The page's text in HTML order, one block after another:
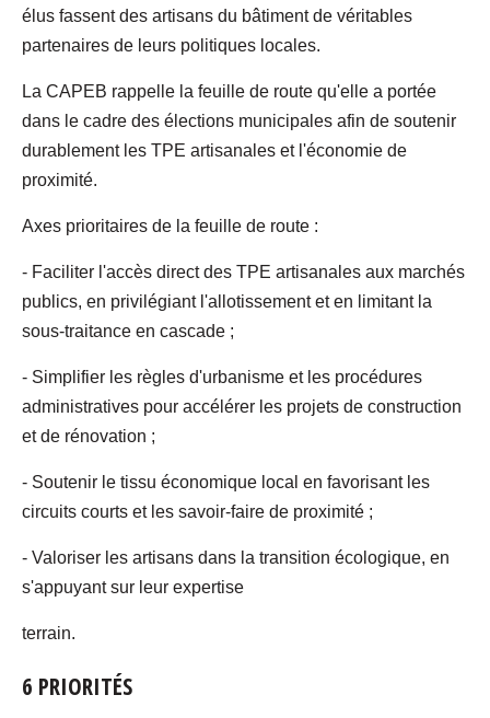
élus fassent des artisans du bâtiment de véritables
partenaires de leurs politiques locales.
La CAPEB rappelle la feuille de route qu'elle a portée
dans le cadre des élections municipales afin de soutenir
durablement les TPE artisanales et l'économie de
proximité.
Axes prioritaires de la feuille de route :
- Faciliter l'accès direct des TPE artisanales aux marchés
publics, en privilégiant l'allotissement et en limitant la
sous-traitance en cascade ;
- Simplifier les règles d'urbanisme et les procédures
administratives pour accélérer les projets de construction
et de rénovation ;
- Soutenir le tissu économique local en favorisant les
circuits courts et les savoir-faire de proximité ;
- Valoriser les artisans dans la transition écologique, en
s'appuyant sur leur expertise
terrain.
6 PRIORITÉS